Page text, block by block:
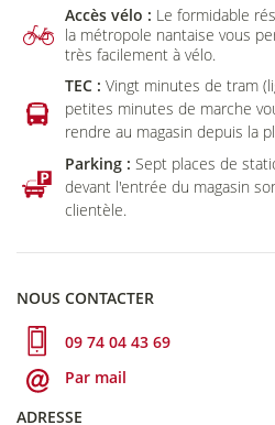
Accès vélo : Le formidable
la métropole nantaise vous
très facilement à vélo.
TEC : Vingt minutes de tram
petites minutes de marche
rendre au magasin depuis la
Parking : Sept places de
devant l'entrée du magasin
clientèle.
NOUS CONTACTER
09 74 04 43 69
Par mail
ADRESSE